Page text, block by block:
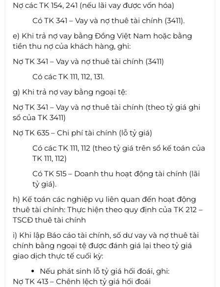
Nợ các TK 154, 241 (nếu lãi vay được vốn hóa)
Có TK 341 – Vay và nợ thuê tài chính (3411).
e) Khi trả nợ vay bằng Đồng Việt Nam hoặc bằng
tiền thu nợ của khách hàng, ghi:
Nợ TK 341 – Vay và nợ thuê tài chính (3411)
Có các TK 111, 112, 131.
g) Khi trả nợ vay bằng ngoại tệ:
Nợ TK 341 – Vay và nợ thuê tài chính (theo tỷ giá ghi
sổ của TK 3411)
Nợ TK 635 – Chi phí tài chính (lỗ tỷ giá)
Có các TK 111, 112 (theo tỷ giá trên sổ kế toán của
TK 111, 112)
Có TK 515 – Doanh thu hoạt động tài chính (lãi
tỷ giá).
h) Kế toán các nghiệp vụ liên quan đến hoạt động
thuê tài chính: Thực hiện theo quy định của TK 212 –
TSCĐ thuê tài chính
i) Khi lập Báo cáo tài chính, số dư vay và nợ thuê tài
chính bằng ngoại tệ được đánh giá lại theo tỷ giá
giao dịch thực tế cuối kỳ:
Nếu phát sinh lỗ tỷ giá hối đoái, ghi:
Nợ TK 413 – Chênh lệch tỷ giá hối đoái